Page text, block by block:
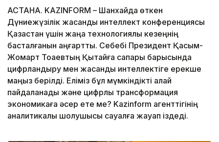
АСТАНА. KAZINFORM – Шанхайда өткен
Дүниежүзілік жасанды интеллект конференциясы
Қазақстан үшін жаңа технологиялық кезеңнің
басталғанын аңғартты. Себебі Президент Қасым-
Жомарт Тоқаевтың Қытайға сапары барысында
цифрландыру мен жасанды интеллектіге ерекше
маңыз берілді. Еліміз бұл мүмкіндікті қалай
пайдаланады және цифрлық трансформация
экономикаға әсер ете ме? Kazinform агенттігінің
аналитикалық шолушысы сауалға жауап іздеді.